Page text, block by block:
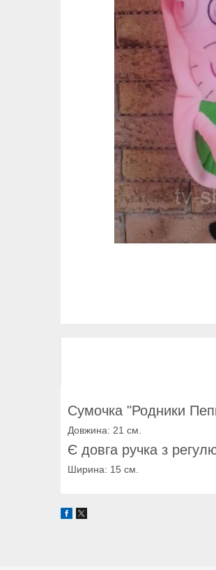
Сумочка "Родники
Довжина: 21 см.
Є довга ручка з
Ширина: 15 см.